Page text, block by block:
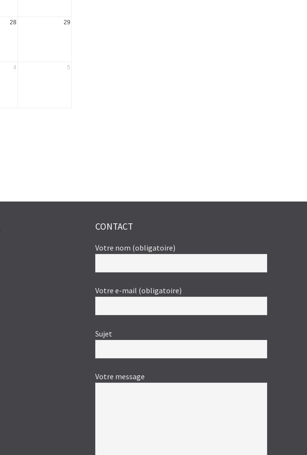
28 29
4 5
CONTACT
Votre nom (obligatoire)
Votre e-mail (obligatoire)
Sujet
Votre message